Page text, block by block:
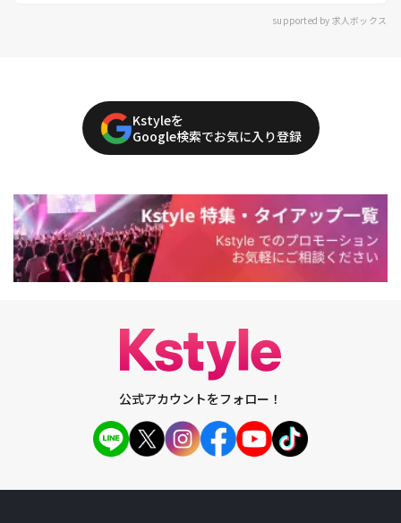
supported by 求人ボックス
Kstyleを
Google検索でお気に入り登録
公式アカウントをフォロー！